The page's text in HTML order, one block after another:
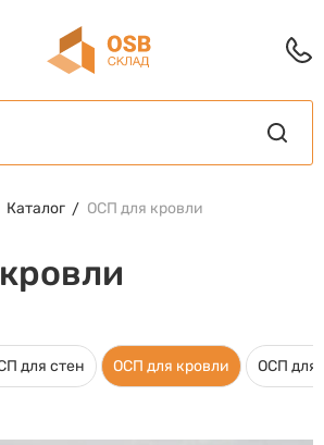
Каталог ОСП для кровли
для стен ОСП для кровли ОСП для